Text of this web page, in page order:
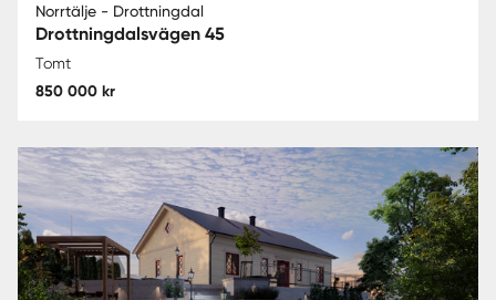
Norrtälje - Drottningdal
Drottningdalsvägen 45
Tomt
850 000 kr